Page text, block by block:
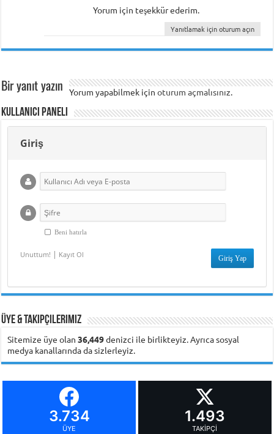
Yorum için teşekkür ederim.
Yanıtlamak için oturum açın
Bir yanıt yazın Yorum yapabilmek içinoturum açmalısınız.
Kullanıcı Paneli
Giriş
Beni hatırla
Unuttum! | Kayıt Ol
Üye & Takipçilerimiz
Sitemize üye olan36,449denizci ile birlikteyiz. Ayrıca sosyal
medya kanallarında da sizlerleyiz.
3.734
ÜYE
1.493
TAKIPÇI